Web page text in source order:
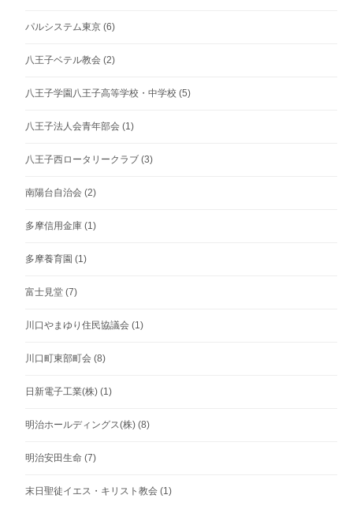
パルシステム東京 (6)
八王子ベテル教会 (2)
八王子学園八王子高等学校・中学校 (5)
八王子法人会青年部会 (1)
八王子西ロータリークラブ (3)
南陽台自治会 (2)
多摩信用金庫 (1)
多摩養育園 (1)
富士見堂 (7)
川口やまゆり住民協議会 (1)
川口町東部町会 (8)
日新電子工業(株) (1)
明治ホールディングス(株) (8)
明治安田生命 (7)
末日聖徒イエス・キリスト教会 (1)